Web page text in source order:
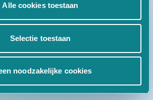
Alle cookies toestaan
Selectie toestaan
noodzakelijke cookies